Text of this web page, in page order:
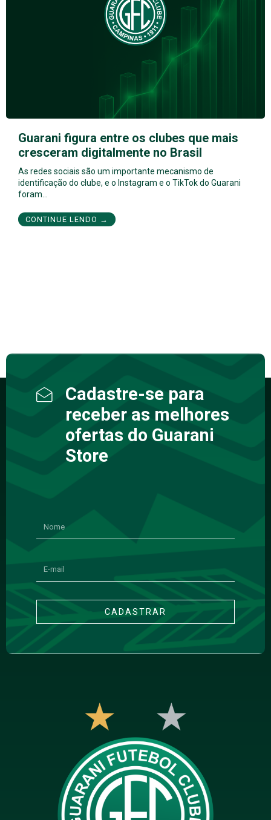
Guarani figura entre os clubes que mais
cresceram digitalmente no Brasil
As redes sociais são um importante mecanismo de
identificação do clube, e o Instagram e o TikTok do Guarani
foram…
CONTINUE LENDO →
Cadastre-se para
receber as melhores
ofertas do Guarani
Store
CADASTRAR